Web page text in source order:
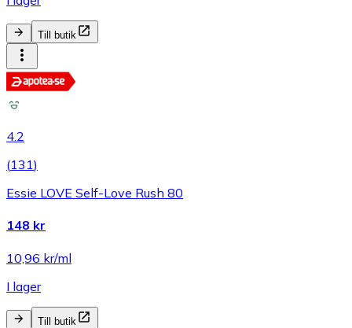
Till butik
4.2
(131)
Essie LOVE Self-Love Rush 80
148 kr
10,96 kr/ml
I lager
Till butik